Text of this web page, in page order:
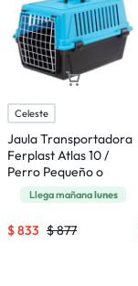
Celeste
Jaula Transportadora
Ferplast Atlas 10 /
Perro Pequeño o
GatosLlega mañanalunes
$877
$833